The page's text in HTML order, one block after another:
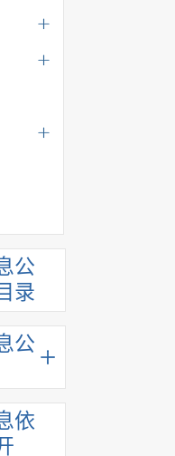
公
录
公
依